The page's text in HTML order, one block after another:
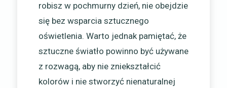
robisz w pochmurny dzień, nie obejdzie
się bez wsparcia sztucznego
oświetlenia. Warto jednak pamiętać, że
sztuczne światło powinno być używane
z rozwagą, aby nie zniekształcić
kolorów i nie stworzyć nienaturalnej